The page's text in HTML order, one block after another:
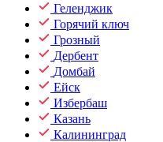
Геленджик
Горячий ключ
Грозный
Дербент
Домбай
Ейск
Избербаш
Казань
Калининград